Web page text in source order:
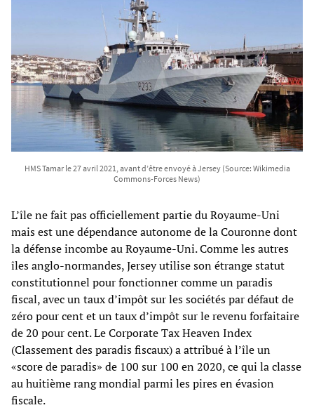
HMS Tamar le 27 avril 2021, avant d’être envoyé à Jersey (Source: Wikimedia
Commons-Forces News)
L’île ne fait pas officiellement partie du Royaume-Uni
mais est une dépendance autonome de la Couronne dont
la défense incombe au Royaume-Uni. Comme les autres
îles anglo-normandes, Jersey utilise son étrange statut
constitutionnel pour fonctionner comme un paradis
fiscal, avec un taux d’impôt sur les sociétés par défaut de
zéro pour cent et un taux d’impôt sur le revenu forfaitaire
de 20 pour cent. Le Corporate Tax Heaven Index
(Classement des paradis fiscaux) a attribué à l’île un
«score de paradis» de 100 sur 100 en 2020, ce qui la classe
au huitième rang mondial parmi les pires en évasion
fiscale.